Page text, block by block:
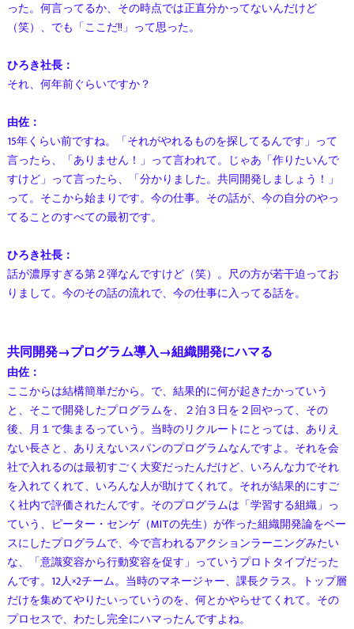
った。何言ってるか、その時点では正直分かってないんだけど
（笑）、でも「ここだ!!」って思った。
ひろき社長：
それ、何年前ぐらいですか？
由佐：
15年くらい前ですね。「それがやれるものを探してるんです」って
言ったら、「ありません！」って言われて。じゃあ「作りたいんで
すけど」って言ったら、「分かりました。共同開発しましょう！」
って。そこから始まりです。今の仕事。その話が、今の自分のやっ
てることのすべての最初です。
ひろき社長：
話が濃厚すぎる第２弾なんですけど（笑）。尺の方が若干迫ってお
りまして。今のその話の流れで、今の仕事に入ってる話を。
共同開発→プログラム導入→組織開発にハマる
由佐：
ここからは結構簡単だから。で、結果的に何が起きたかっていう
と、そこで開発したプログラムを、２泊３日を２回やって、その
後、月１で集まるっていう。当時のリクルートにとっては、ありえ
ない長さと、ありえないスパンのプログラムなんですよ。それを会
社で入れるのは最初すごく大変だったんだけど、いろんな力でそれ
を入れてくれて、いろんな人が助けてくれて。それが結果的にすご
く社内で評価されたんです。そのプログラムは「学習する組織」っ
ていう、ピーター・センゲ（MITの先生）が作った組織開発論をベー
スにしたプログラムで、今で言われるアクションラーニングみたい
な、「意識変容から行動変容を促す」っていうプロトタイプだった
んです。12人×2チーム。当時のマネージャー、課長クラス。トップ層
だけを集めてやりたいっていうのを、何とかやらせてくれて。その
プロセスで、わたし完全にハマったんですよね。